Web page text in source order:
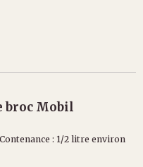
broc Mobil
: 1/2 litre environ